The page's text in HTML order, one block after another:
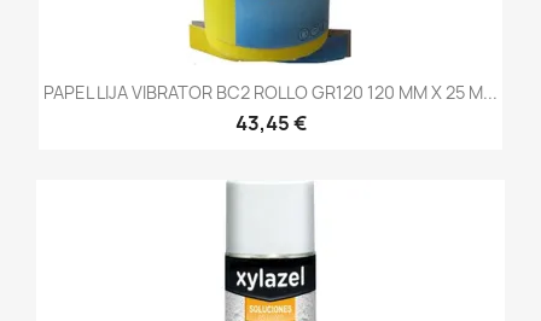
PAPEL LIJA VIBRATOR BC2 ROLLO GR120 120 MM X 25 M...
43,45 €